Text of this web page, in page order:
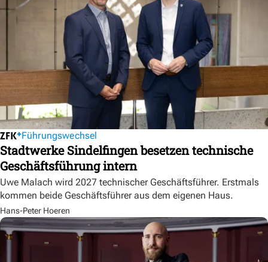
Führungswechsel
Stadtwerke Sindelfingen besetzen technische
Geschäftsführung intern
Uwe Malach wird 2027 technischer Geschäftsführer. Erstmals
kommen beide Geschäftsführer aus dem eigenen Haus.
Hans-Peter Hoeren